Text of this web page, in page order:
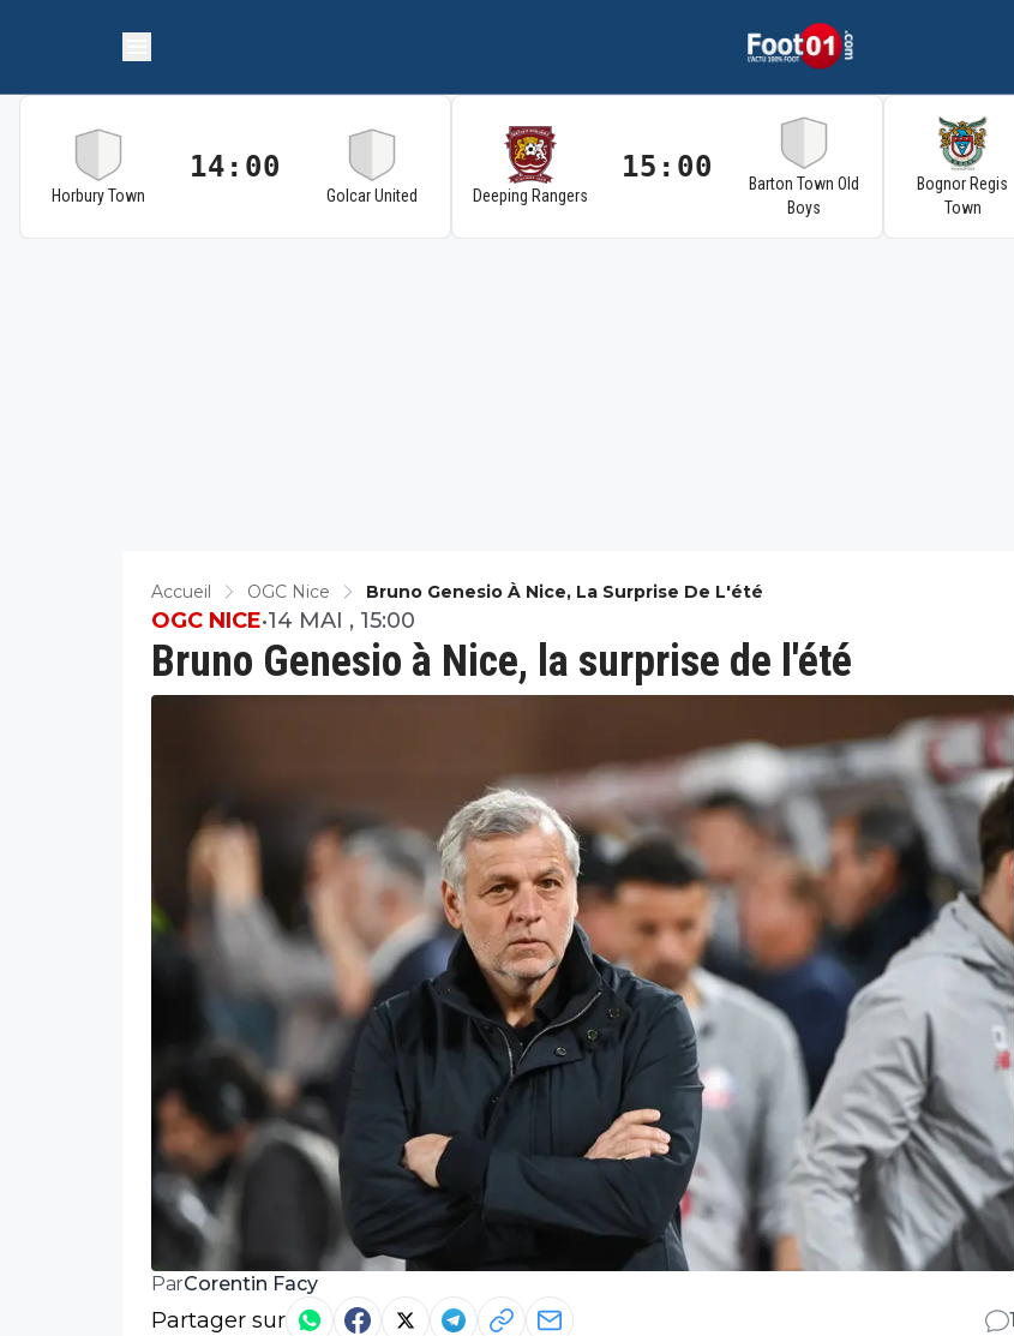
Horbury Town
14:00
Golcar United Deeping Rangers
15:00
Barton Town Old
Boys
Bognor Regis
Town
Accueil OGC Nice Bruno Genesio À Nice, La Surprise De L'été
Bruno Genesio à Nice, la surprise de l'été
OGC NICE•14 MAI , 15:00
ParCorentin Facy
Partager sur 1